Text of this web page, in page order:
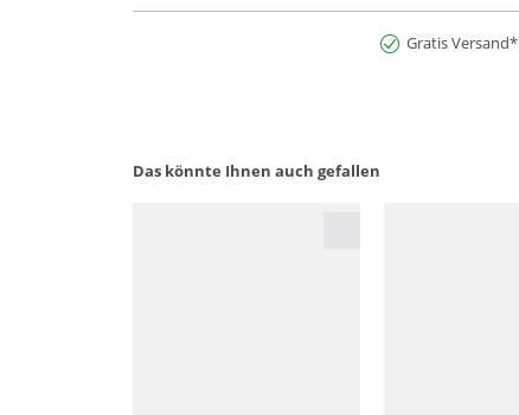
Gratis Versand*
Das könnte Ihnen auch gefallen